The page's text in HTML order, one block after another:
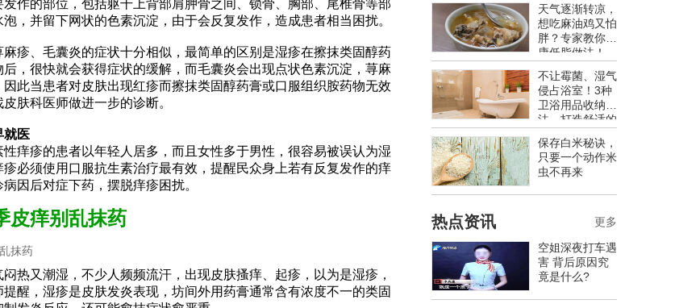
作的部位，包括躯干上背部肩胛骨之间、锁骨、胸部、尾椎骨等部
，并留下网状的色素沉淀，由于会反复发作，造成患者相当困扰。
疹、毛囊炎的症状十分相似，最简单的区别是湿疹在擦抹类固醇药
，很快就会获得症状的缓解，而毛囊炎会出现点状色素沉淀，荨麻
此当患者对皮肤出现红疹而擦抹类固醇药膏或口服组织胺药物无效
肤科医师做进一步的诊断。
就医
痒疹的患者以年轻人居多，而且女性多于男性，很容易被误认为湿
必须使用口服抗生素治疗最有效，提醒民众身上若有反复发作的痒
因后对症下药，摆脱痒疹困扰。
皮痒别乱抹药
抹药
热又潮湿，不少人频频流汗，出现皮肤搔痒、起疹，以为是湿疹，
醒，湿疹是皮肤发炎表现，坊间外用药膏通常含有浓度不一的类固
荐
天气逐渐转凉，
想吃麻油鸡又怕
胖？专家教你健
康低脂做法！
不让霉菌、湿气
侵占浴室！3种
卫浴用品收纳
法，打造舒适的
保存白米秘诀，
只要一个动作米
虫不再来
热点资讯
空姐深夜打车遇
害 背后原因究
竟是什么?
更多